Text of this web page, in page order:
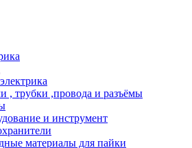
, трубки ,провода и разъёмы
и инструмент
материалы для пайки